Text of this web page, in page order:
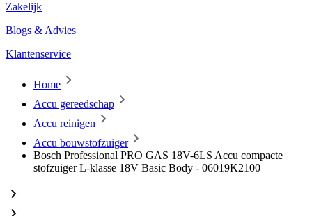
Zakelijk
Blogs & Advies
Klantenservice
Home
Accu gereedschap
Accu reinigen
Accu bouwstofzuiger
Bosch Professional PRO GAS 18V-6LS Accu compacte
stofzuiger L-klasse 18V Basic Body - 06019K2100